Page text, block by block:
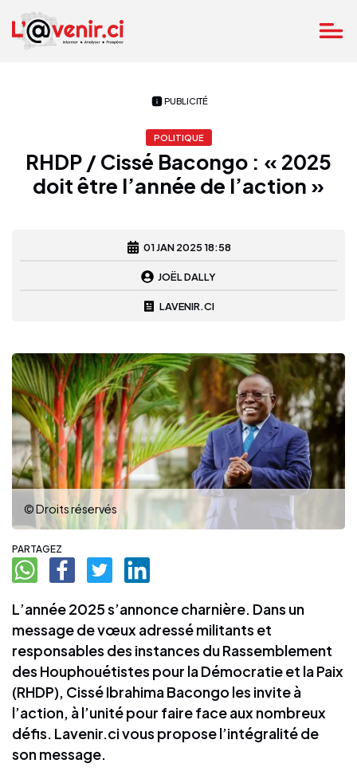
PUBLICITÉ
POLITIQUE
RHDP / Cissé Bacongo : « 2025
doit être l’année de l’action »
01 JAN 2025 18:58
JOËL DALLY
LAVENIR.CI
© Droits réservés
PARTAGEZ
L’année 2025 s’annonce charnière. Dans un
message de vœux adressé militants et
responsables des instances du Rassemblement
des Houphouétistes pour la Démocratie et la Paix
(RHDP), Cissé Ibrahima Bacongo les invite à
l’action, à l’unité pour faire face aux nombreux
défis. Lavenir.ci vous propose l’intégralité de
son message.